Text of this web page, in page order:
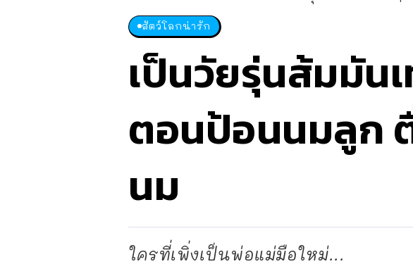
สัตว์โลกน่ารัก
เป็นวัยรุ่นส้มมัน
ตอนป้อนนมลูก
นม
ใครที่เพิ่งเป็นพ่อแม่มือใหม่...